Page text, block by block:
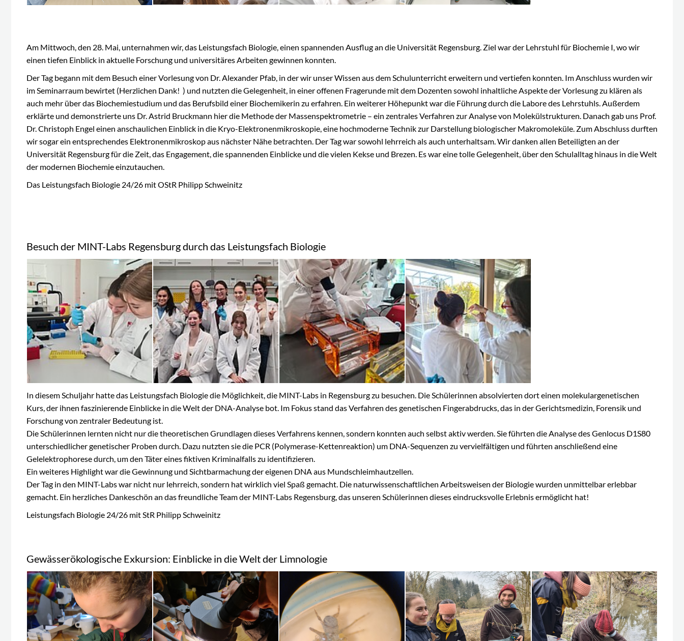
Am Mittwoch, den 28. Mai, unternahmen wir, das Leistungsfach Biologie, einen spannenden Ausflug an die Universität Regensburg. Ziel war der Lehrstuhl für Biochemie I, wo wir
einen tiefen Einblick in aktuelle Forschung und universitäres Arbeiten gewinnen konnten.
Der Tag begann mit dem Besuch einer Vorlesung von Dr. Alexander Pfab, in der wir unser Wissen aus dem Schulunterricht erweitern und vertiefen konnten. Im Anschluss wurden wir
im Seminarraum bewirtet (Herzlichen Dank! ) und nutzten die Gelegenheit, in einer offenen Fragerunde mit dem Dozenten sowohl inhaltliche Aspekte der Vorlesung zu klären als
auch mehr über das Biochemiestudium und das Berufsbild einer Biochemikerin zu erfahren. Ein weiterer Höhepunkt war die Führung durch die Labore des Lehrstuhls. Außerdem
erklärte und demonstrierte uns Dr. Astrid Bruckmann hier die Methode der Massenspektrometrie – ein zentrales Verfahren zur Analyse von Molekülstrukturen. Danach gab uns Prof.
Dr. Christoph Engel einen anschaulichen Einblick in die Kryo-Elektronenmikroskopie, eine hochmoderne Technik zur Darstellung biologischer Makromoleküle. Zum Abschluss durften
wir sogar ein entsprechendes Elektronenmikroskop aus nächster Nähe betrachten. Der Tag war sowohl lehrreich als auch unterhaltsam. Wir danken allen Beteiligten an der
Universität Regensburg für die Zeit, das Engagement, die spannenden Einblicke und die vielen Kekse und Brezen. Es war eine tolle Gelegenheit, über den Schulalltag hinaus in die Welt
der modernen Biochemie einzutauchen.
Das Leistungsfach Biologie 24/26 mit OStR Philipp Schweinitz
Besuch der MINT-Labs Regensburg durch das Leistungsfach Biologie
In diesem Schuljahr hatte das Leistungsfach Biologie die Möglichkeit, die MINT-Labs in Regensburg zu besuchen. Die Schülerinnen absolvierten dort einen molekulargenetischen
Kurs, der ihnen faszinierende Einblicke in die Welt der DNA-Analyse bot. Im Fokus stand das Verfahren des genetischen Fingerabdrucks, das in der Gerichtsmedizin, Forensik und
Forschung von zentraler Bedeutung ist.
Die Schülerinnen lernten nicht nur die theoretischen Grundlagen dieses Verfahrens kennen, sondern konnten auch selbst aktiv werden. Sie führten die Analyse des Genlocus D1S80
unterschiedlicher genetischer Proben durch. Dazu nutzten sie die PCR (Polymerase-Kettenreaktion) um DNA-Sequenzen zu vervielfältigen und führten anschließend eine
Gelelektrophorese durch, um den Täter eines fiktiven Kriminalfalls zu identifizieren.
Ein weiteres Highlight war die Gewinnung und Sichtbarmachung der eigenen DNA aus Mundschleimhautzellen.
Der Tag in den MINT-Labs war nicht nur lehrreich, sondern hat wirklich viel Spaß gemacht. Die naturwissenschaftlichen Arbeitsweisen der Biologie wurden unmittelbar erlebbar
gemacht. Ein herzliches Dankeschön an das freundliche Team der MINT-Labs Regensburg, das unseren Schülerinnen dieses eindrucksvolle Erlebnis ermöglicht hat!
Leistungsfach Biologie 24/26 mit StR Philipp Schweinitz
Gewässerökologische Exkursion: Einblicke in die Welt der Limnologie